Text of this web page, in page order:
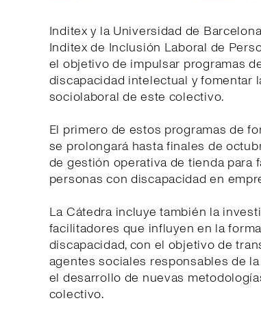
Inditex y la Universidad de
Inditex de Inclusión Laboral de
el objetivo de impulsar programas
discapacidad intelectual y fomentar
sociolaboral de este colectivo.
El primero de estos programas de
se prolongará hasta finales de
de gestión operativa de tienda para
personas con discapacidad en
La Cátedra incluye también la
facilitadores que influyen en la
discapacidad, con el objetivo de
agentes sociales responsables de
el desarrollo de nuevas
colectivo.